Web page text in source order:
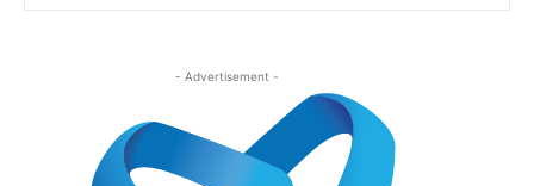
- Advertisement -